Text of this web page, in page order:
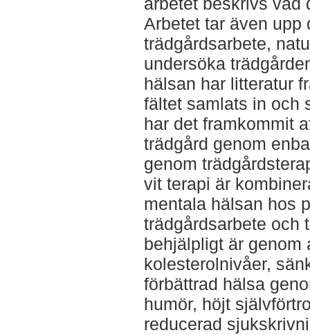
Arbetet tar även upp
trädgårdsarbete,
undersöka
hälsan har litteratur
fältet samlats in och
har det framkommit
trädgård genom
genom
vit terapi är
mentala hälsan hos
trädgårdsarbete och
behjälpligt är genom
kolesterolnivåer,
förbättrad hälsa
humör, höjt
reducerad